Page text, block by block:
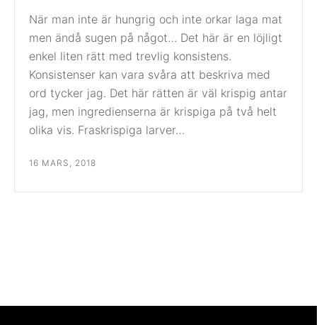
När man inte är hungrig och inte orkar laga mat
men ändå sugen på något… Det här är en löjligt
enkel liten rätt med trevlig konsistens.
Konsistenser kan vara svåra att beskriva med
ord tycker jag. Det här rätten är väl krispig antar
jag, men ingredienserna är krispiga på två helt
olika vis. Fraskrispiga larver…
16 MARS, 2018